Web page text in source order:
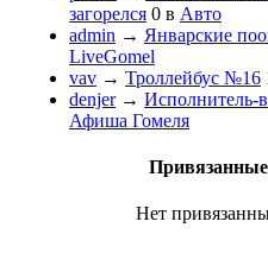
загорелся 0 в Авто
admin → Январские
LiveGomel
vav → Троллейбус №16
denjer→ Исполнитель-
Афиша Гомеля
Нет